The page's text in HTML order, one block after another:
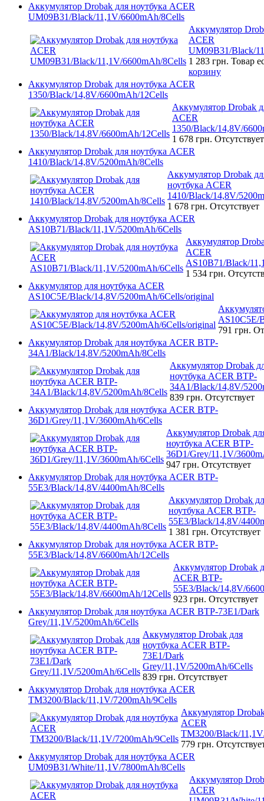
Аккумулятор Drobak для ноутбука ACER
UM09B31/Black/11,1V/6600mAh/8Cells
Аккумулятор
ACER
UM09B31/Black/
1 283 грн. Товар
корзину
Аккумулятор Drobak для ноутбука ACER
1350/Black/14,8V/6600mAh/12Cells
Аккумулятор Drobak
ACER
1350/Black/14,8V/
1 678 грн. Отсутствует
Аккумулятор Drobak для ноутбука ACER
1410/Black/14,8V/5200mAh/8Cells
Аккумулятор Drobak
ноутбука ACER
1410/Black/14,8V/
1 678 грн. Отсутствует
Аккумулятор Drobak для ноутбука ACER
AS10B71/Black/11,1V/5200mAh/6Cells
Аккумулятор
ACER
AS10B71/Black/
1 534 грн.
Аккумулятор для ноутбука ACER
AS10C5E/Black/14,8V/5200mAh/6Cells/original
AS10C5E/
791 грн.
Аккумулятор Drobak для ноутбука ACER BTP-
34A1/Black/14,8V/5200mAh/8Cells
Аккумулятор Drobak
ноутбука ACER BTP-
34A1/Black/14,8V/
839 грн. Отсутствует
Аккумулятор Drobak для ноутбука ACER BTP-
36D1/Grey/11,1V/3600mAh/6Cells
Аккумулятор Drobak
ноутбука ACER BTP-
36D1/Grey/11,1V/
947 грн. Отсутствует
Аккумулятор Drobak для ноутбука ACER BTP-
55E3/Black/14,8V/4400mAh/8Cells
Аккумулятор Drobak
ноутбука ACER BTP-
55E3/Black/14,8V/
1 381 грн. Отсутствует
Аккумулятор Drobak для ноутбука ACER BTP-
55E3/Black/14,8V/6600mAh/12Cells
Аккумулятор Drobak
ACER BTP-
55E3/Black/14,8V/
923 грн. Отсутствует
Аккумулятор Drobak для ноутбука ACER BTP-73E1/Dark
Grey/11,1V/5200mAh/6Cells
Аккумулятор Drobak для
ноутбука ACER BTP-
73E1/Dark
Grey/11,1V/5200mAh/6Cells
839 грн. Отсутствует
Аккумулятор Drobak для ноутбука ACER
TM3200/Black/11,1V/7200mAh/9Cells
Аккумулятор
ACER
TM3200/Black/
779 грн.
Аккумулятор Drobak для ноутбука ACER
UM09B31/White/11,1V/7800mAh/8Cells
Аккумулятор
ACER